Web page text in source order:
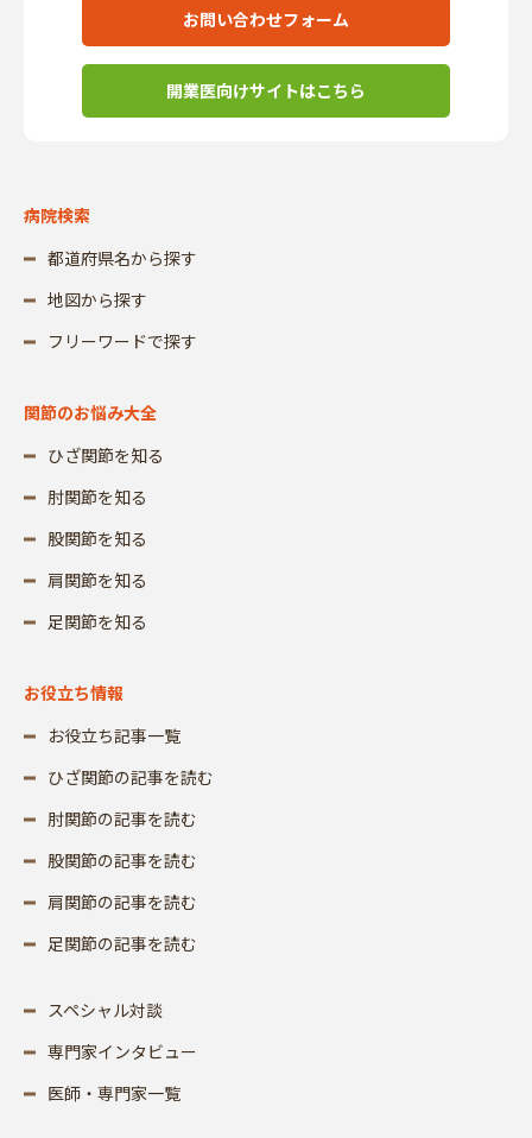
お問い合わせフォーム
開業医向けサイトはこちら
病院検索
都道府県名から探す
地図から探す
フリーワードで探す
関節のお悩み大全
ひざ関節を知る
肘関節を知る
股関節を知る
肩関節を知る
足関節を知る
お役立ち情報
お役立ち記事一覧
ひざ関節の記事を読む
肘関節の記事を読む
股関節の記事を読む
肩関節の記事を読む
足関節の記事を読む
スペシャル対談
専門家インタビュー
医師・専門家一覧